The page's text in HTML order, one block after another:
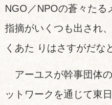
NGO／NPOの蒼々たる
指摘がいくつも出され
くあた りはさすがだな
アーユスが幹事団体
ットワークを通じて東